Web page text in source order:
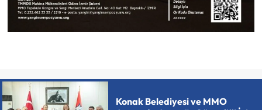
Konak Belediyesi ve MMO